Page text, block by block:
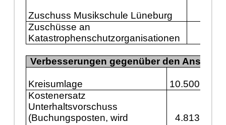
Zuschuss Musikschule Lüneburg
Zuschüsse an
Katastrophenschutzorganisationen
Verbesserungen gegenüber den
Kreisumlage
10.500.000
Kostenersatz
Unterhaltsvorschuss
(Buchungsposten, wird
4.813.000